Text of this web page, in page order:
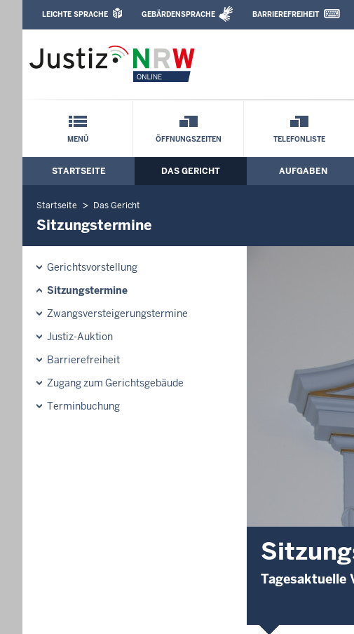
Amtsgericht Ratingen: Sitzungstermine
Leichte Sprache, Gebärdensprachenvideo und
LEICHTE SPRACHE GEBÄRDENSPRACHE BARRIEREFREIHEIT
Schnellnavigation mit Volltext-Suche
MENÜ ÖFFNUNGSZEITEN TELEFONLISTE
Hauptmenü: Hauptnavigation
STARTSEITE DAS GERICHT AUFGABEN
Startseite Das Gericht
Sitzungstermine
Gerichtsvorstellung
Sitzungstermine
Zwangsversteigerungs­termine
Justiz-Auktion
Barrierefreiheit
Zugang zum Gerichtsgebäude
Terminbuchung
Tagesaktuelle